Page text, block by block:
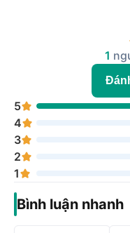
1
5
4
3
2
1
Bình luận nhanh